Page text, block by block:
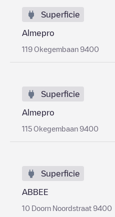
Superficie
Almepro
119 Okegembaan 9400
Superficie
Almepro
115 Okegembaan 9400
Superficie
ABBEE
10 Doorn Noordstraat 9400